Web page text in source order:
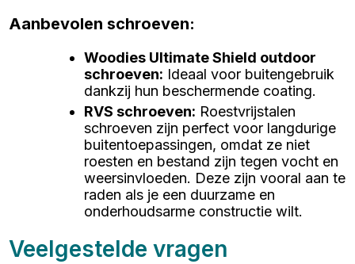
Aanbevolen schroeven:
Woodies Ultimate Shield outdoor
schroeven: Ideaal voor buitengebruik
dankzij hun beschermende coating.
RVS schroeven: Roestvrijstalen
schroeven zijn perfect voor langdurige
buitentoepassingen, omdat ze niet
roesten en bestand zijn tegen vocht en
weersinvloeden. Deze zijn vooral aan te
raden als je een duurzame en
onderhoudsarme constructie wilt.
Veelgestelde vragen